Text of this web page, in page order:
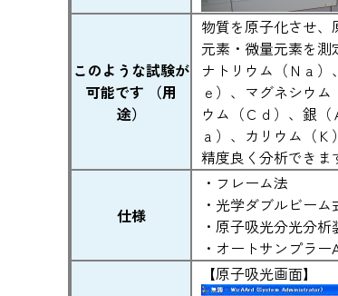
このような試験が
可能です （用
途）
物質を原子化させ
元素・微量元素を測
ナトリウム（Ｎａ
ｅ）、マグネシウ
ウム（Ｃｄ）、銀
ａ）、カリウム（
精度良く分析できま
仕様
・フレーム法
・光学ダブルビーム
・原子吸光分光分析
・オートサンプラー
【原子吸光画面】